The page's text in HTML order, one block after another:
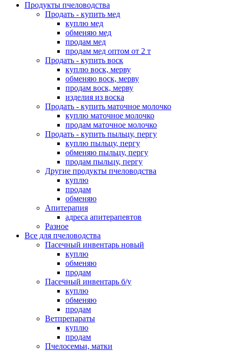
Продукты пчеловодства
Продать - купить мед
куплю мед
обменяю мед
продам мед
продам мед оптом от 2 т
Продать - купить воск
куплю воск, мерву
обменяю воск, мерву
продам воск, мерву
изделия из воска
Продать - купить маточное молочко
куплю маточное молочко
продам маточное молочко
Продать - купить пыльцу, пергу
куплю пыльцу, пергу
обменяю пыльцу, пергу
продам пыльцу, пергу
Другие продукты пчеловодства
куплю
продам
обменяю
Апитерапия
адреса апитерапевтов
Разное
Все для пчеловодства
Пасечный инвентарь новый
куплю
обменяю
продам
Пасечный инвентарь б/у
куплю
обменяю
продам
Ветпрепараты
куплю
продам
Пчелосемьи, матки